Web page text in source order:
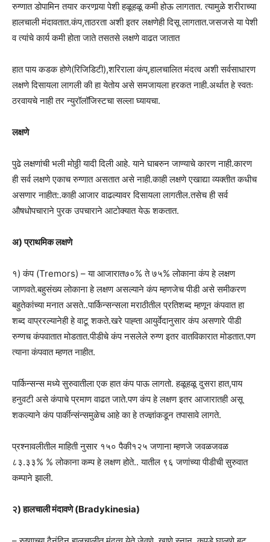
रुग्णात डोपामिन तयार करणार्‍या पेशी हळूहळू कमी होऊ लागतात. त्यामुळे शरीराच्या
हालचाली मंदावतात.कंप,ताठरता अशी इतर लक्षणेही दिसू लागतात.जसजसे या पेशी
व त्यांचे कार्य कमी होता जाते तसतसे लक्षणे वाढत जातात
हात पाय कडक होणे(रिजिडिटी),शरिराला कंप्,हालचालित मंदत्व अशी सर्वसाधारण
लक्षणे दिसायला लागली की हा येतोय असे समजायला हरकत नाही.अर्थात हे स्वतः
ठरवायचे नाही तर न्युरॉलॉजिस्टचा सल्ला घ्यायचा.
लक्षणे
पुढे लक्षणांची भली मोठ्ठी यादी दिली आहे. याने घाबरुन जाण्याचे कारण नाही.कारण
ही सर्व लक्षणे एकाच रुग्णात असतात असे नाही.काही लक्षणे एखाद्या व्यक्तीत कधीच
असणार नाहीत:.काही आजार वाढल्यावर दिसायला लागतील.तसेच ही सर्व
औषधोपचाराने पुरक उपचाराने आटोक्यात येऊ शकतात.
अ) प्राथमिक लक्षणे
१) कंप (Tremors) – या आजारात७०% ते ७५% लोकाना कंप हे लक्षण
जाणवते.बहुसंख्य लोकाना हे लक्षण असल्याने कंप म्हणजेच पीडी असे समीकरण
बहुतेकांच्या मनात असते..पार्किन्सन्सला मराठीतील प्रतिशब्द म्हणून कंपवात हा
शब्द वाप्ररल्यानेही हे वाटू शकते.खरे पाह्ता आयुर्वेदानुसार कंप असणारे पीडी
रुग्णच कंपवातात मोडतात.पीडीचे कंप नसलेले रुग्ण इतर वातविकारात मोडतात.पण
त्याना कंपवात म्हणत नाहीत.
पार्किन्सन्स मध्ये सुरुवातीला एक हात कंप पाऊ लागतो. हळूहळू दुसरा हात,पाय
हनुवटी असे कंपाचे प्रमाण वाढत जाते.पण कंप हे लक्षण इतर आजारातही असू
शकल्याने कंप पार्कीन्संन्समुळेच आहे का हे तज्ज्ञांकडून तपासावे लागते.
प्रश्नावलीतील माहिती नुसार १५० पैकी१२५ जणाना म्हणजे जवळजवळ
८३.३३% % लोकाना कम्प हे लक्षण होते.. यातील ९६ जणांच्या पीडीची सुरुवात
कम्पाने झाली.
२) हालचाली मंदावणे (Bradykinesia)